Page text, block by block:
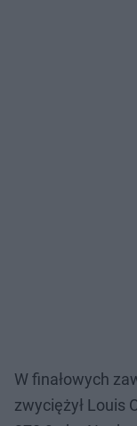
W finałowych
zwyciężył Louis